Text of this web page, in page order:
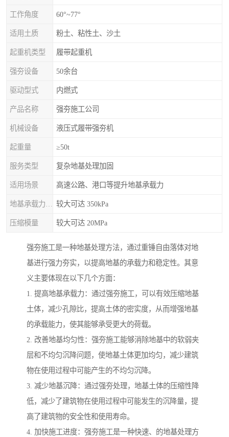
工作角度 60°~77°
适用土质 粉土、粘性土、沙土
起重机类型 履带起重机
强夯设备 50余台
驱动型式 内燃式
产品名称 强夯施工公司
机械设备 液压式履带强夯机
起重量 ≥50t
服务类型 复杂地基处理加固
适用场景 高速公路、港口等提升地基承载力
较大可达 350kPa
压缩模量 较大可达 20MPa
强夯施工是一种地基处理方法，通过重锤自由落体对地
基进行强力夯实，以提高地基的承载力和稳定性。其意
义主要体现在以下几个方面：
1. 提高地基承载力：通过强夯施工，可以有效压缩地基
土体，减少孔隙比，提高土体的密实度，从而增强地基
的承载能力，使其能够承受更大的荷载。
2. 改善地基均匀性：强夯施工能够消除地基中的软弱夹
层和不均匀沉降问题，使地基土体更加均匀，减少建筑
物在使用过程中可能产生的不均匀沉降。
3. 减少地基沉降：通过强夯处理，地基土体的压缩性降
低，减少了建筑物在使用过程中可能发生的沉降量，提
高了建筑物的安全性和使用寿命。
4. 加快施工进度：强夯施工是一种快速、的地基处理方